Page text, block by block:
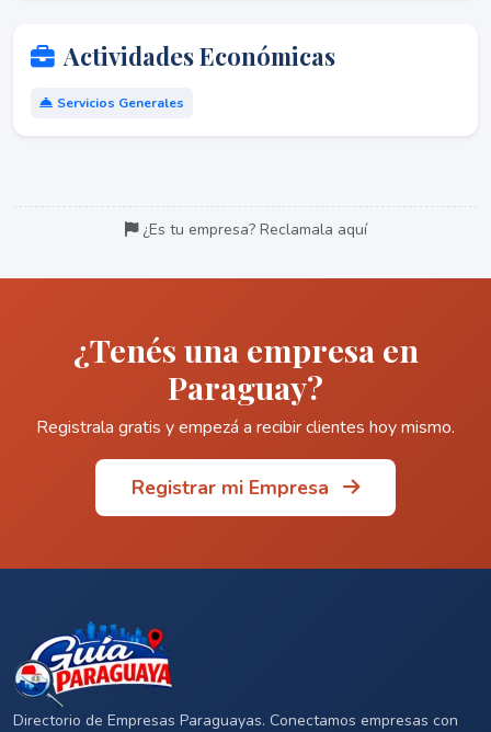
Actividades Económicas
Servicios Generales
¿Es tu empresa? Reclamala aquí
¿Tenés una empresa en
Paraguay?
Registrala gratis y empezá a recibir clientes hoy mismo.
Registrar mi Empresa
Directorio de Empresas Paraguayas. Conectamos empresas con